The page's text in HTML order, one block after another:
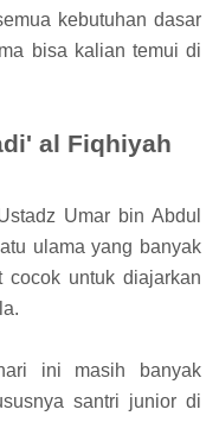
kebutuhan dasar
bisa kalian temui di
al Fiqhiyah
Umar bin Abdul
ulama yang banyak
cocok untuk diajarkan
ini masih banyak
santri junior di